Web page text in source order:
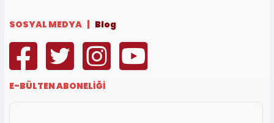
SOSYAL MEDYA | Blog
E-BÜLTEN ABONELİĞİ